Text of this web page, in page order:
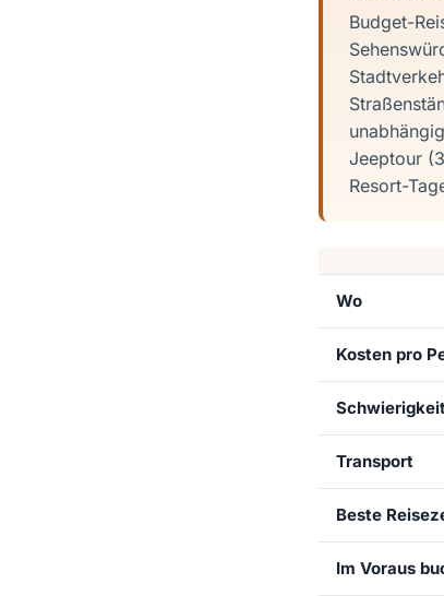
Budget-
Jeeptour
Resort-
Wo
Kosten pro
Transport
Beste
Im Voraus